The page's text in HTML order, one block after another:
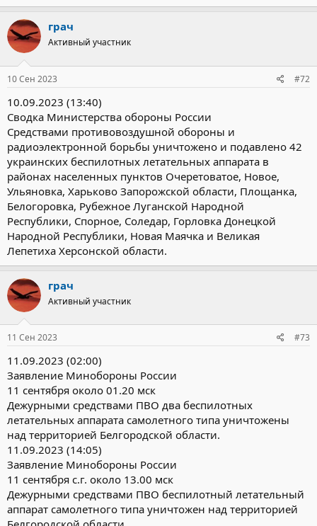
грач
Активный участник
10 Сен 2023 #72
10.09.2023 (13:40)
Сводка Министерства обороны России
Средствами противовоздушной обороны и
радиоэлектронной борьбы уничтожено и подавлено 42
украинских беспилотных летательных аппарата в
районах населенных пунктов Очеретоватое, Новое,
Ульяновка, Харьково Запорожской области, Площанка,
Белогоровка, Рубежное Луганской Народной
Республики, Спорное, Соледар, Горловка Донецкой
Народной Республики, Новая Маячка и Великая
Лепетиха Херсонской области.
грач
Активный участник
11 Сен 2023 #73
11.09.2023 (02:00)
Заявление Минобороны России
11 сентября около 01.20 мск
Дежурными средствами ПВО два беспилотных
летательных аппарата самолетного типа уничтожены
над территорией Белгородской области.
11.09.2023 (14:05)
Заявление Минобороны России
11 сентября с.г. около 13.00 мск
Дежурными средствами ПВО беспилотный летательный
аппарат самолетного типа уничтожен над территорией